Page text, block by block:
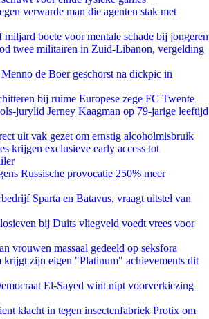
verwarde man die agenten stak met
boete voor mentale schade bij jongeren
twee militairen in Zuid-Libanon, vergelding
de Boer geschorst na dickpic in
bij ruime Europese zege FC Twente
jurylid Jerney Kaagman op 79-jarige leeftijd
uit vak gezet om ernstig alcoholmisbruik
krijgen exclusieve early access tot
Russische provocatie 250% meer
Sparta en Batavus, vraagt uitstel van
bij Duits vliegveld voedt vrees voor
vrouwen massaal gedeeld op seksfora
zijn eigen "Platinum" achievements dit
El-Sayed wint nipt voorverkiezing
klacht in tegen insectenfabriek Protix om